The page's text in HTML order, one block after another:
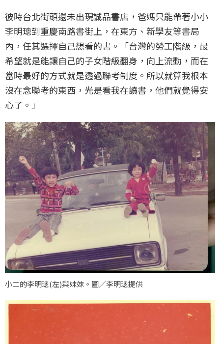
彼時台北街頭還未出現誠品書店，爸媽只能帶著小小
李明璁到重慶南路書街上，在東方、新學友等書局
內，任其選擇自己想看的書。「台灣的勞工階級，最
希望就是能讓自己的子女階級翻身，向上流動，而在
當時最好的方式就是透過聯考制度。所以就算我根本
沒在念聯考的東西，光是看我在讀書，他們就覺得安
心了。」
小二的李明璁(左)與妹妹。圖／李明璁提供